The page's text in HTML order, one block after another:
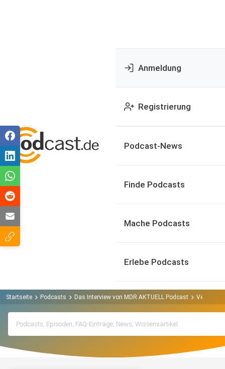
Anmeldung
Registrierung
Podcast-News
Finde Podcasts
Mache Podcasts
Erlebe Podcasts
Startseite Podcasts Das Interview von MDR AKTUELL Podcast